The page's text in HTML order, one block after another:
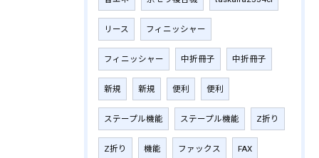
リース フィニッシャー
フィニッシャー 中折冊子 中折冊子
新規 新規 便利 便利
ステープル機能 ステープル機能 Z折り
Z折り 機能 ファックス FAX